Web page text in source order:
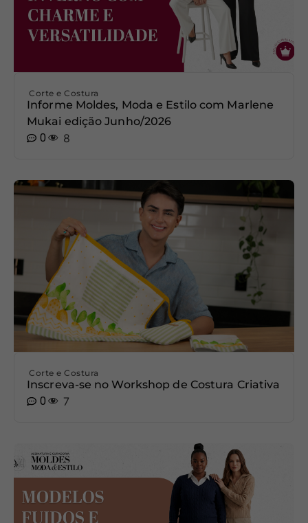
Corte e Costura
Informe Moldes, Moda e Estilo com Marlene
Mukai edição Junho/2026
0
8
Corte e Costura
Inscreva-se no Workshop de Costura Criativa
0
7